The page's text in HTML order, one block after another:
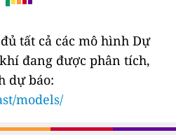
tất cả các mô hình Dự
đang được phân tích,
dự báo:
models/